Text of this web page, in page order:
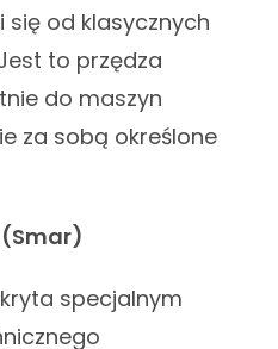
się od klasycznych
to przędza
do maszyn
za sobą określone
(Smar)
specjalnym